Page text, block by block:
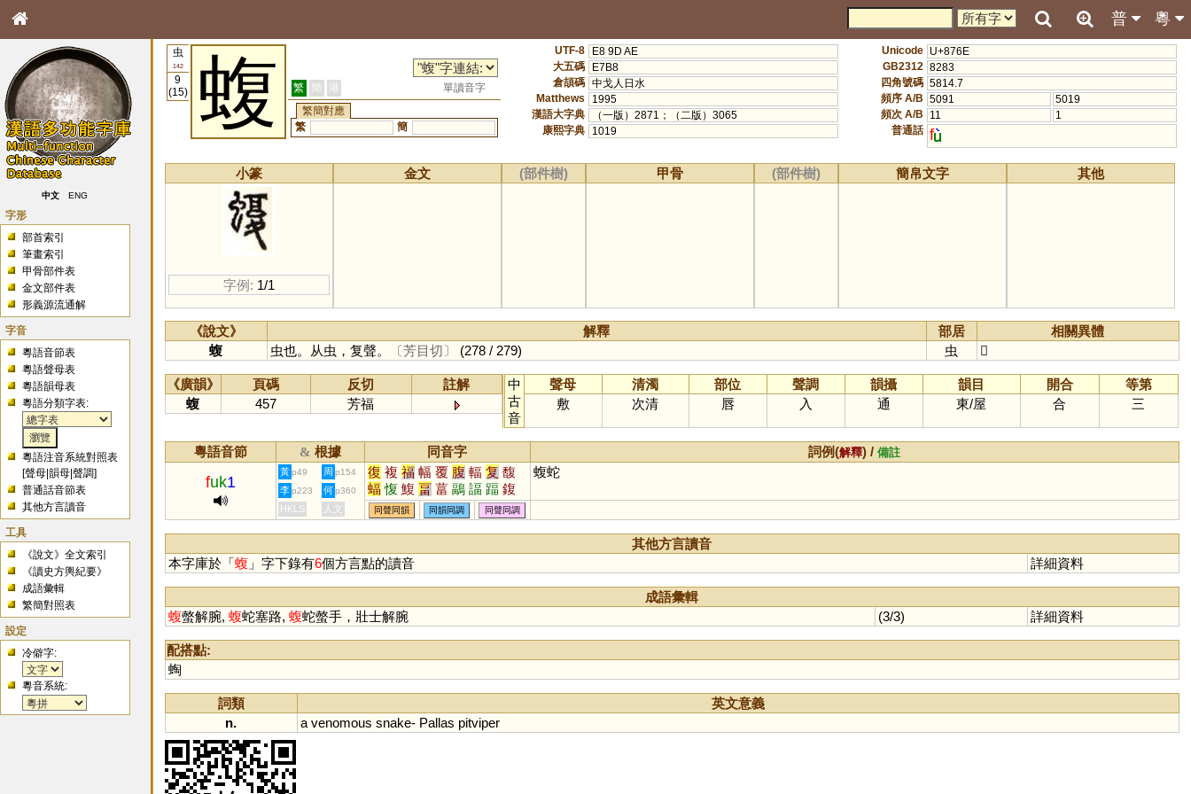
粵
普
中文 ENG
字形
部首索引
筆畫索引
甲骨部件表
金文部件表
形義源流通解
字音
粵語音節表
粵語聲母表
粵語韻母表
粵語分類字表:
粵語注音系統對照表
[聲母 |韻母 |聲調]
普通話音節表
其他方言讀音
工具
《說文》全文索引
《讀史方輿紀要》
成語彙輯
繁簡對照表
設定
冷僻字:
粵音系統:
虫
142
9
(15)
蝮 繁 簡 港
單讀音字
繁簡對應
繁
簡
UTF-8
E8 9D AE
大五碼
E7B8
倉頡碼 中戈人日水
Matthews
1995
漢語大字典
（一版）2871；（二版）3065
康熙字典
1019
Unicode U+876E
GB2312 8283
四角號碼 5814.7
頻序 A/B 5091
5019
頻次 A/B
11
1
普通話 f
小篆
字例: 1/1
金文 (部件樹) 甲骨 (部件樹) 簡帛文字 其他
《說文》 解釋 部居
相關異體
蝮
虫也。从虫，复聲。 〔芳目切〕 (278 / 279) 虫 𧐛
《廣韻》 頁碼 反切
註解
蝮
457 芳福
中
古
音
聲母 清濁 部位 聲調 韻攝 韻目 開合
等第
敷
次清 唇 入 通 東/屋 合 三
粵語音節 & 根據 同音字 詞例(解釋) /備註
fuk1
黃 p49 周 p154 復 複 福 幅 覆 腹 輻 复 馥
蝠 愎 鰒 畐 葍 鶝 諨 踾 鍑
輹
蝮蛇
李 p223 何 p360
HKLS 人文 同聲同韻 同韻同調 同聲同調
其他方言讀音
本字庫於「蝮」字下錄有6個方言點的讀音 詳細資料
成語彙輯
蝮螫解腕, 蝮蛇塞路, 蝮蛇螫手，壯士解腕 (3/3) 詳細資料
配搭點:
蜪
詞類
英文意義
n.
a venomous snake- Pallas pitviper